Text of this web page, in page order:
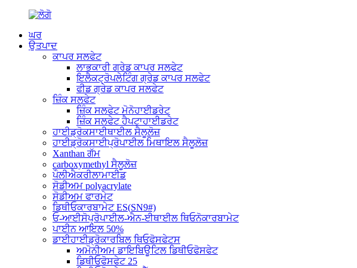
ਘਰ
ਉਤਪਾਦ
ਕਾਪਰ ਸਲਫੇਟ
ਲਾਭਕਾਰੀ ਗਰੇਡ ਕਾਪਰ ਸਲਫੇਟ
ਇਲੈਕਟ੍ਰੋਪਲੇਟਿੰਗ ਗ੍ਰੇਡ ਕਾਪਰ ਸਲਫੇਟ
ਫੀਡ ਗ੍ਰੇਡ ਕਾਪਰ ਸਲਫੇਟ
ਜ਼ਿੰਕ ਸਲਫੇਟ
ਜ਼ਿੰਕ ਸਲਫੇਟ ਮੋਨੋਹਾਈਡਰੇਟ
ਜ਼ਿੰਕ ਸਲਫੇਟ ਹੈਪਟਾਹਾਈਡਰੇਟ
ਹਾਈਡ੍ਰੋਕਸਾਈਥਾਈਲ ਸੈਲੂਲੋਜ਼
ਹਾਈਡ੍ਰੋਕਸਾਈਪ੍ਰੋਪਾਈਲ ਮਿਥਾਇਲ ਸੈਲੂਲੋਜ਼
Xanthan ਗੱਮ
carboxymethyl ਸੈਲੂਲੋਜ਼
ਪੌਲੀਐਕਰੀਲਾਮਾਈਡ
ਸੋਡੀਅਮ polyacrylate
ਸੋਡੀਅਮ ਫਾਰਮੇਟ
ਡਿਥੀਓਕਾਰਬਾਮੇਟ ES(SN9#)
ਓ-ਆਈਸੋਪ੍ਰੋਪਾਈਲ-ਐਨ-ਈਥਾਈਲ ਥਿਓਨੋਕਾਰਬਾਮੇਟ
ਪਾਈਨ ਆਇਲ 50%
ਡਾਈਹਾਈਡ੍ਰੋਕਾਰਬਿਲ ਥਿਓਫੋਸਫੇਟਸ
ਅਮੋਨੀਅਮ ਡਾਇਬਿਊਟਿਲ ਡਿਥੀਓਫੋਸਫੇਟ
ਡਿਥੀਓਫੋਸਫੇਟ 25